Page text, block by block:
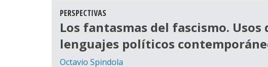
PERSPECTIVAS
Los fantasmas del fascismo.
lenguajes políticos
Octavio Spindola